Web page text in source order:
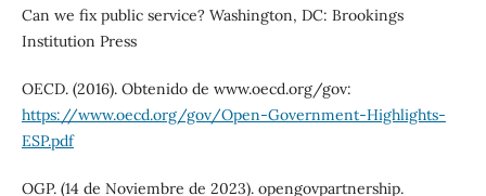
Can we fix public service? Washington, DC: Brookings
Institution Press
OECD. (2016). Obtenido de www.oecd.org/gov:
https://www.oecd.org/gov/Open-Government-Highlights-
ESP.pdf
OGP. (14 de Noviembre de 2023). opengovpartnership.